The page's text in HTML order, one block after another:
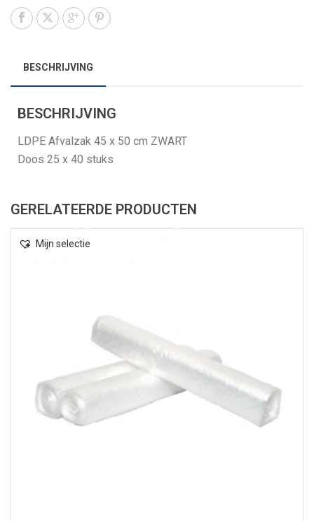
BESCHRIJVING
BESCHRIJVING
LDPE Afvalzak 45 x 50 cm ZWART
Doos 25 x 40 stuks
GERELATEERDE PRODUCTEN
Mijn selectie